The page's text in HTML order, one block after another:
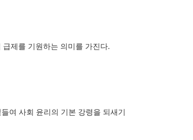
제를 기원하는 의미를 가진다.
여 사회 윤리의 기본 강령을 되새기